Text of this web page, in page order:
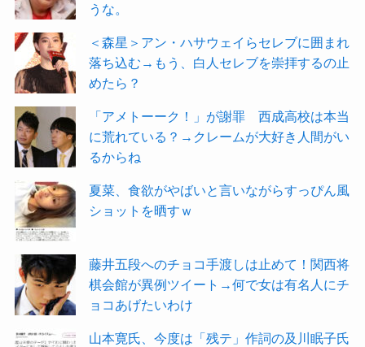
うな。
＜森星＞アン・ハサウェイらセレブに囲まれ
落ち込む→もう、白人セレブを崇拝するの止
めたら？
「アメトーーク！」が謝罪 西成高校は本当
に荒れている？→クレームが大好き人間がい
るからね
夏菜、食欲がやばいと言いながらすっぴん風
ショットを晒すｗ
藤井五段へのチョコ手渡しは止めて！関西将
棋会館が異例ツイート→何で女は有名人にチ
ョコあげたいわけ
山本寛氏、今度は「残テ」作詞の及川眠子氏